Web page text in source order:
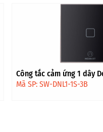
Công tắc cảm ứng 1 dây
Đen
Mã SP: SW-DNL1-1S-3B